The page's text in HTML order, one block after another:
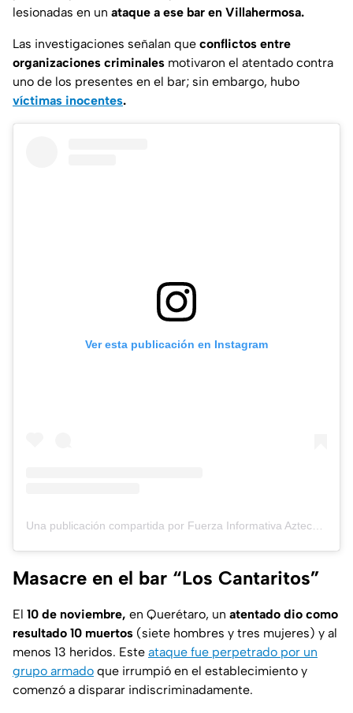
lesionadas en un ataque a ese bar en Villahermosa.
Las investigaciones señalan que conflictos entre
organizaciones criminales motivaron el atentado contra
uno de los presentes en el bar; sin embargo, hubo
víctimas inocentes.
Ver esta publicación en Instagram
Una publicación compartida por Fuerza Informativa Azteca (@aztecanoticias)
Masacre en el bar “Los Cantaritos”
El 10 de noviembre, en Querétaro, un atentado dio como
resultado 10 muertos (siete hombres y tres mujeres) y al
menos 13 heridos. Este ataque fue perpetrado por un
grupo armado que irrumpió en el establecimiento y
comenzó a disparar indiscriminadamente.